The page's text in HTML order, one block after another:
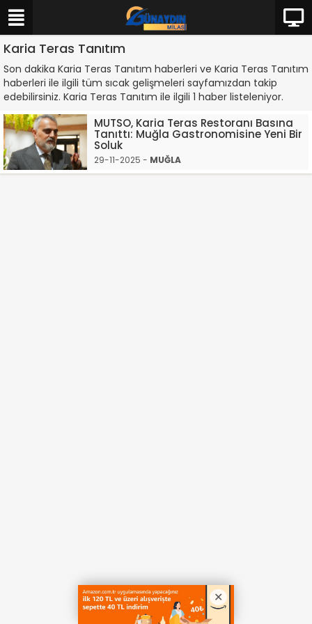
Karia Teras Tanıtım
Son dakika Karia Teras Tanıtım haberleri ve Karia Teras Tanıtım
haberleri ile ilgili tüm sıcak gelişmeleri sayfamızdan takip
edebilirsiniz. Karia Teras Tanıtım ile ilgili 1 haber listeleniyor.
MUTSO, Karia Teras Restoranı Basına
Tanıttı: Muğla Gastronomisine Yeni Bir
Soluk
29-11-2025 - MUĞLA